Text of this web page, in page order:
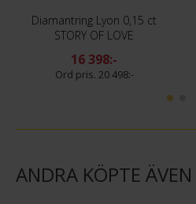
Diamantring Lyon 0,15 ct
STORY OF LOVE
16 398:-
20 498:-
ANDRA KÖPTE ÄVEN